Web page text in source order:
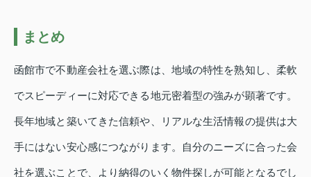
まとめ
函館市で不動産会社を選ぶ際は、地域の特性を熟知し、柔軟
でスピーディーに対応できる地元密着型の強みが顕著です。
長年地域と築いてきた信頼や、リアルな生活情報の提供は大
手にはない安心感につながります。自分のニーズに合った会
社を選ぶことで、より納得のいく物件探しが可能となるでし